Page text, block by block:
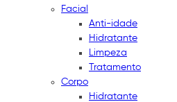
Facial
Anti-idade
Hidratante
Limpeza
Tratamento
Corpo
Hidratante